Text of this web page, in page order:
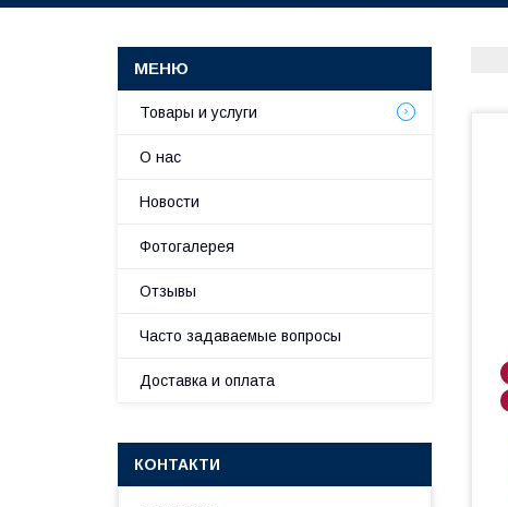
Товары и услуги
О нас
Новости
Фотогалерея
Отзывы
Часто задаваемые вопросы
Доставка и оплата
КОНТАКТИ